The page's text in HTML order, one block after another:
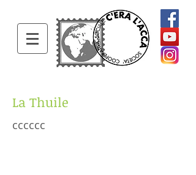
La Thuile
cccccc